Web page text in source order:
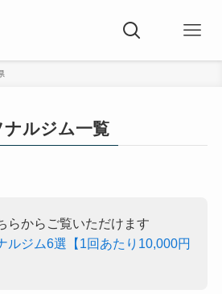
ナルジム一覧
らからご覧いただけます
ルジム6選【1回あたり10,000円